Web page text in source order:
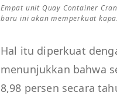
Empat unit Quay Container
baru ini akan memperkuat
Hal itu diperkuat
menunjukkan bahwa
8,98 persen secara